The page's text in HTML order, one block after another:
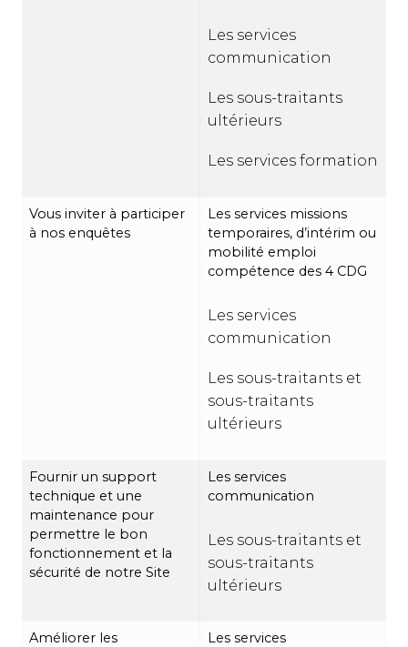
Les services
communication
Les sous-traitants
ultérieurs
Les services formation
Vous inviter à participer
à nos enquêtes
Les services missions
temporaires, d’intérim ou
mobilité emploi
compétence des 4 CDG
Les services
communication
Les sous-traitants et
sous-traitants
ultérieurs
Fournir un support
technique et une
maintenance pour
permettre le bon
fonctionnement et la
sécurité de notre Site
Les services
communication
Les sous-traitants et
sous-traitants
ultérieurs
Améliorer les
Les services